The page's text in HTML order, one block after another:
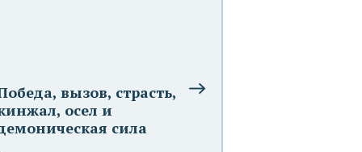
вызов, страсть,
осел и
сила